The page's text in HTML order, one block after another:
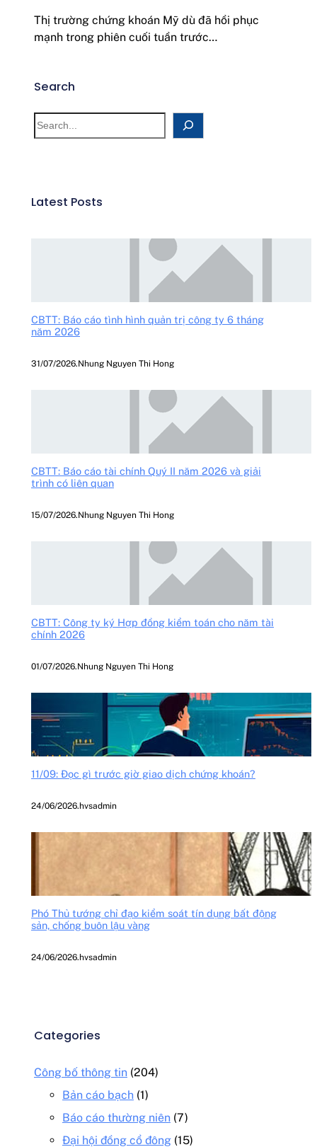
Thị trường chứng khoán Mỹ dù đã hồi phục
mạnh trong phiên cuối tuần trước…
Search
Latest Posts
CBTT: Báo cáo tình hình quản trị công ty 6 tháng
năm 2026
31/07/2026.Nhung Nguyen Thi Hong
CBTT: Báo cáo tài chính Quý II năm 2026 và giải
trình có liên quan
15/07/2026.Nhung Nguyen Thi Hong
CBTT: Công ty ký Hợp đồng kiểm toán cho năm tài
chính 2026
01/07/2026.Nhung Nguyen Thi Hong
11/09: Đọc gì trước giờ giao dịch chứng khoán?
24/06/2026. hvsadmin
Phó Thủ tướng chỉ đạo kiểm soát tín dụng bất động
sản, chống buôn lậu vàng
24/06/2026. hvsadmin
Categories
Công bố thông tin (204)
Bản cáo bạch (1)
Báo cáo thường niên (7)
Đại hội đồng cổ đông (15)